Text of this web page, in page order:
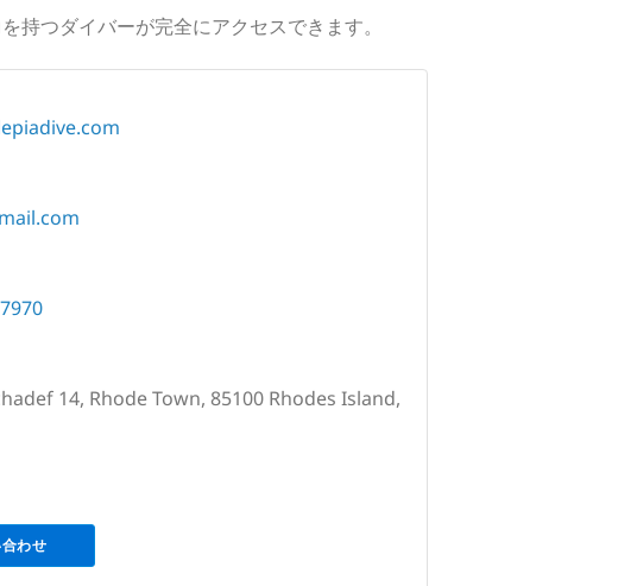
つダイバーが完全にアクセスできます。
14, Rhode Town, 85100 Rhodes Island,
わせ